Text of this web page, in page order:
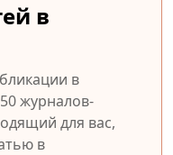
в
в
журналов-
для вас,
в